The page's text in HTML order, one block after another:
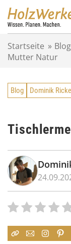
Startseite » Blog
Mutter Natur
Blog Dominik